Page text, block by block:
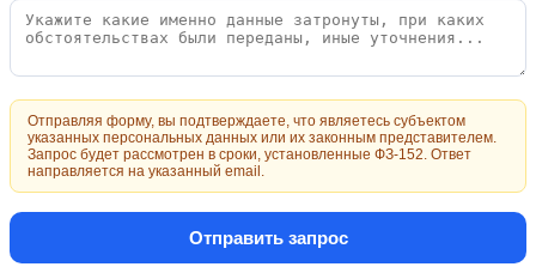
Отправляя форму, вы подтверждаете, что являетесь субъектом
указанных персональных данных или их законным представителем.
Запрос будет рассмотрен в сроки, установленные ФЗ-152. Ответ
направляется на указанный email.
Отправить запрос